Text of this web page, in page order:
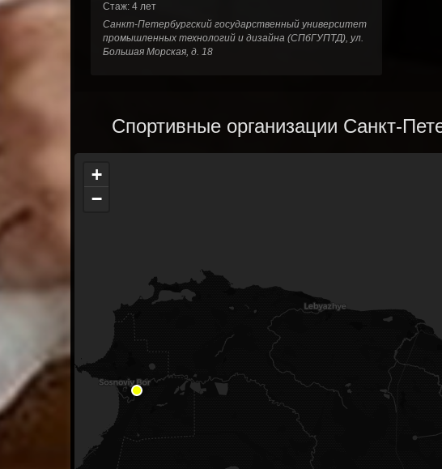
Стаж: 4 лет
Санкт-Петербургский государственный университет
промышленных технологий и дизайна (СПбГУПТД), ул.
Большая Морская, д. 18
Спортивные организации Санкт-
+
−